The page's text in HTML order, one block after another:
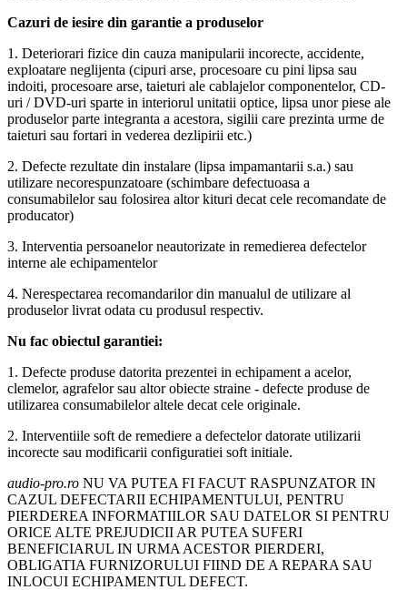
Cazuri de iesire din garantie a produselor
1. Deteriorari fizice din cauza manipularii incorecte, accidente,
exploatare neglijenta (cipuri arse, procesoare cu pini lipsa sau
indoiti, procesoare arse, taieturi ale cablajelor componentelor, CD-
uri / DVD-uri sparte in interiorul unitatii optice, lipsa unor piese ale
produselor parte integranta a acestora, sigilii care prezinta urme de
taieturi sau fortari in vederea dezlipirii etc.)
2. Defecte rezultate din instalare (lipsa impamantarii s.a.) sau
utilizare necorespunzatoare (schimbare defectuoasa a
consumabilelor sau folosirea altor kituri decat cele recomandate de
producator)
3. Interventia persoanelor neautorizate in remedierea defectelor
interne ale echipamentelor
4. Nerespectarea recomandarilor din manualul de utilizare al
produselor livrat odata cu produsul respectiv.
Nu fac obiectul garantiei:
1. Defecte produse datorita prezentei in echipament a acelor,
clemelor, agrafelor sau altor obiecte straine - defecte produse de
utilizarea consumabilelor altele decat cele originale.
2. Interventiile soft de remediere a defectelor datorate utilizarii
incorecte sau modificarii configuratiei soft initiale.
audio-pro.ro NU VA PUTEA FI FACUT RASPUNZATOR IN
CAZUL DEFECTARII ECHIPAMENTULUI, PENTRU
PIERDEREA INFORMATIILOR SAU DATELOR SI PENTRU
ORICE ALTE PREJUDICII AR PUTEA SUFERI
BENEFICIARUL IN URMA ACESTOR PIERDERI,
OBLIGATIA FURNIZORULUI FIIND DE A REPARA SAU
INLOCUI ECHIPAMENTUL DEFECT.